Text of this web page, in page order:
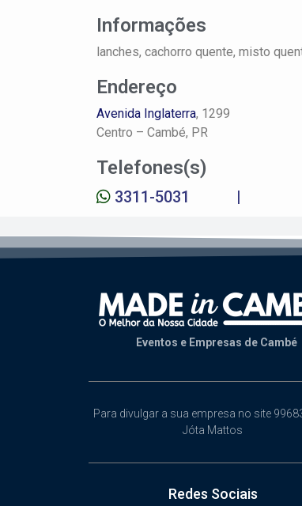
Informações
lanches, cachorro quente, misto
Endereço
Avenida Inglaterra, 1299
Centro – Cambé, PR
Telefones(s)
3311-5031 |
Eventos e Empresas de Cambé
Para divulgar a sua empresa no site
Jóta Mattos
Redes Sociais